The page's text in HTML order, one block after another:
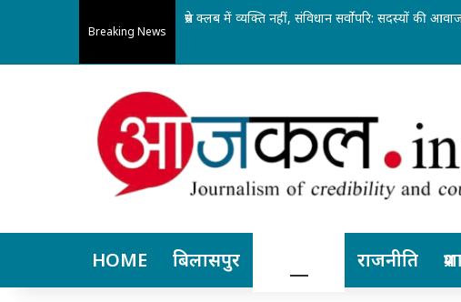
Breaking News
महानगर जाने की जरूरत कम: अपोलो बिलासपुर में
HOME बिलासपुर राजनीति